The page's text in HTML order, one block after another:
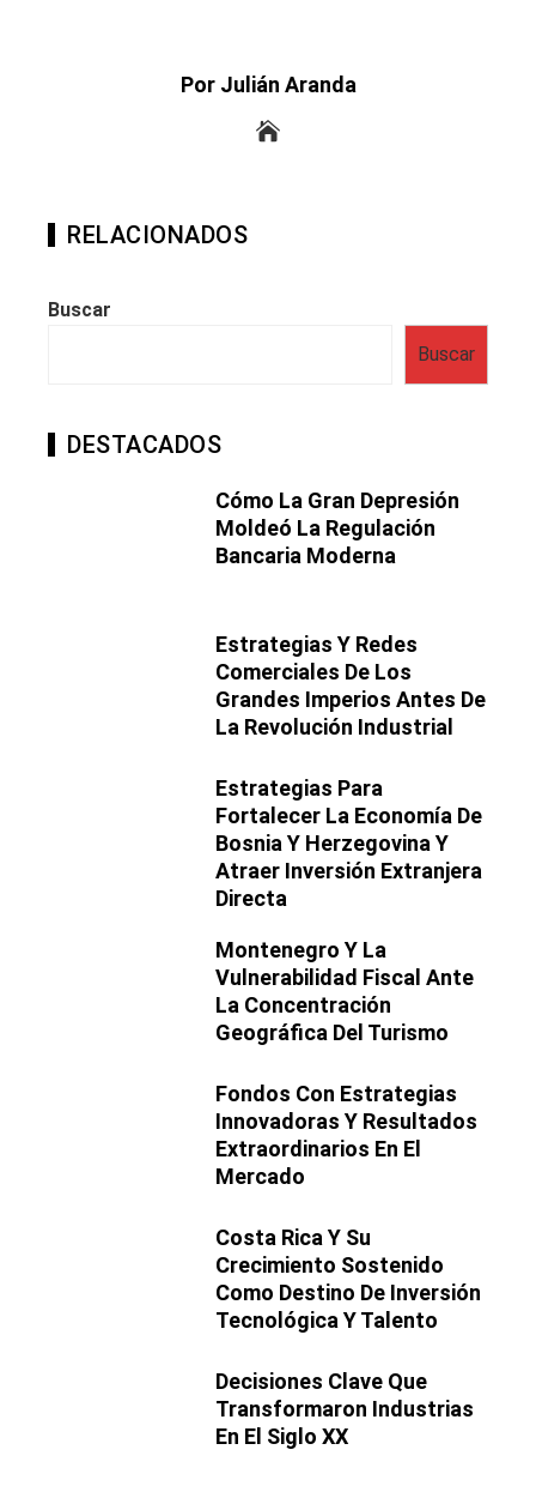
Por Julián Aranda
RELACIONADOS
Buscar
Buscar
DESTACADOS
Cómo La Gran Depresión
Moldeó La Regulación
Bancaria Moderna
Estrategias Y Redes
Comerciales De Los
Grandes Imperios Antes De
La Revolución Industrial
Estrategias Para
Fortalecer La Economía De
Bosnia Y Herzegovina Y
Atraer Inversión Extranjera
Directa
Montenegro Y La
Vulnerabilidad Fiscal Ante
La Concentración
Geográfica Del Turismo
Fondos Con Estrategias
Innovadoras Y Resultados
Extraordinarios En El
Mercado
Costa Rica Y Su
Crecimiento Sostenido
Como Destino De Inversión
Tecnológica Y Talento
Decisiones Clave Que
Transformaron Industrias
En El Siglo XX